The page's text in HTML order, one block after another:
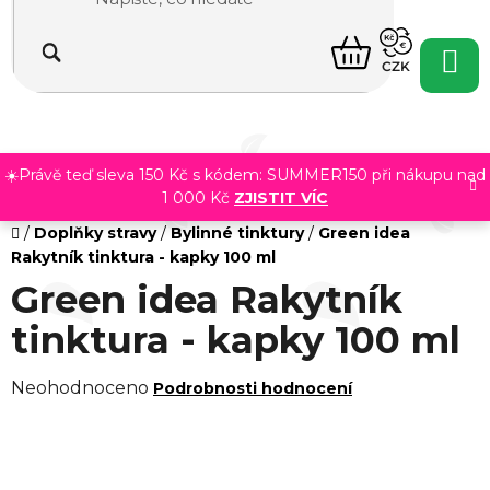
obsah
☀️Právě teď sleva 150 Kč s kódem: SUMMER150 při nákupu nad
1 000 Kč ZJISTIT VÍC
NÁKUPNÍ
KOŠÍK
CZK
Domů
/ Doplňky stravy / Bylinné tinktury / Green idea
Rakytník tinktura - kapky 100 ml
Green idea Rakytník
tinktura - kapky 100 ml
Průměrné
Neohodnoceno Podrobnosti hodnocení